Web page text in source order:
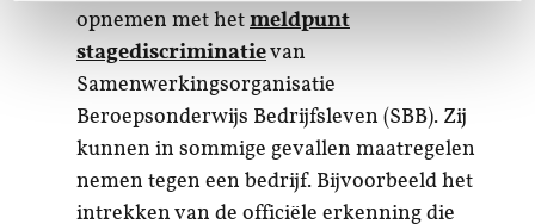
opnemen met het meldpunt
stagediscriminatievan
Samenwerkingsorganisatie
Beroepsonderwijs Bedrijfsleven (SBB). Zij
kunnen in sommige gevallen maatregelen
nemen tegen een bedrijf. Bijvoorbeeld het
intrekken van de officiële erkenning die